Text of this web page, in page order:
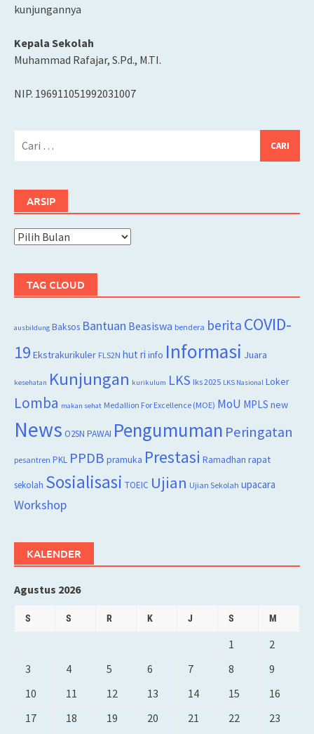
kunjungannya
Kepala Sekolah
Muhammad Rafajar, S.Pd., M.TI.
NIP. 196911051992031007
ARSIP
Arsip
TAG CLOUD
ausbildung Baksos Bantuan Beasiswa bendera berita COVID-
19 Ekstrakurikuler FLS2N hut ri info Informasi Juara
kesehatan Kunjungan kurikulum LKS lks 2025 LKS Nasional Loker
Lomba makan sehat Medallion For Excellence (MOE) MoU MPLS new
News O2SN PAWAI Pengumuman Peringatan
pesantren PKL PPDB pramuka Prestasi Ramadhan rapat
sekolah Sosialisasi TOEIC Ujian Ujian Sekolah upacara
Workshop
KALENDER
Agustus 2026
S S R K J S M
1
2
3
4 5 6 7 8
9
10
11 12 13 14 15
16
17
18 19 20 21 22
23